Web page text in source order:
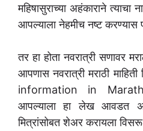
महिषासुराच्या अहंकाराने त्याचा
आपल्याला नेहमीच नष्ट करण्यास
तर हा होता नवरात्री सणावर
आपणास नवरात्री मराठी
information in
आपल्याला हा लेख आवडत
मित्रांसोबत शेअर करायला